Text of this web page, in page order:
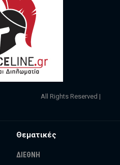
All Rights Reserved |
Θεματικές
ΔΙΕΘΝΗ